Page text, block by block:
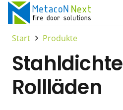
Start Produkte
Stahldichte
Rollläden